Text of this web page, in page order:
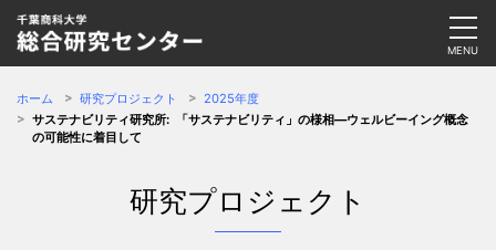
ホーム 研究プロジェクト
2025年度
サステナビリティ研究所: 「サステナビリティ」の様相—ウェルビーイング概念
の可能性に着目して
研究プロジェクト